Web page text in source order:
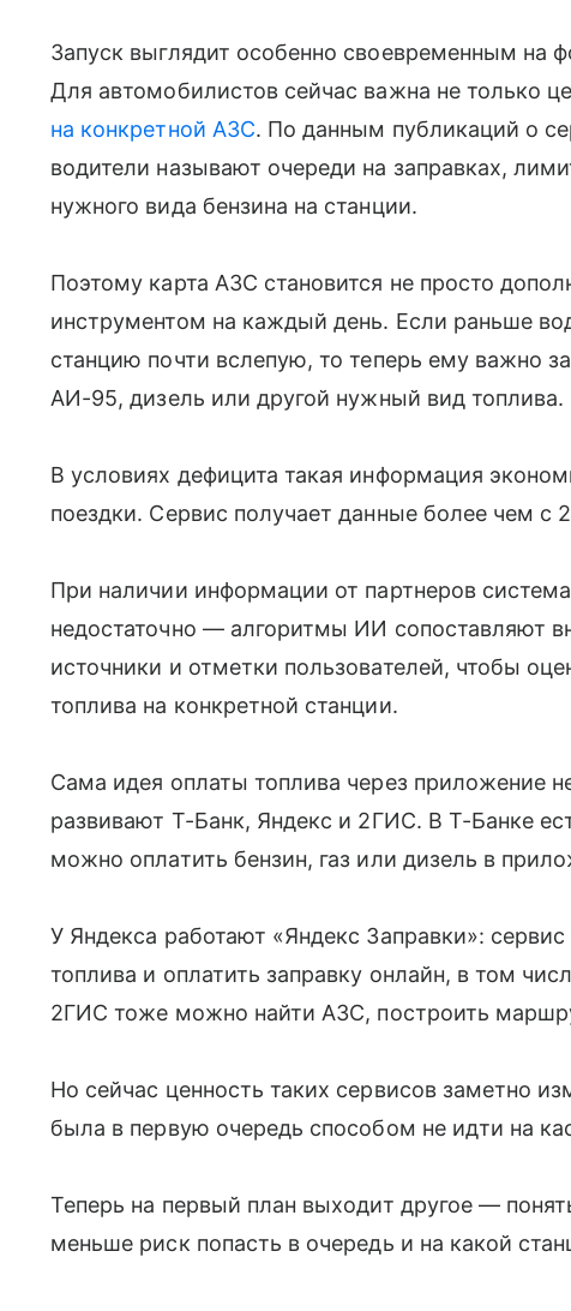
Запуск выглядит особенно своевременным на
Для автомобилистов сейчас важна не только
на конкретной АЗС. По данным публикаций о
водители называют очереди на заправках,
нужного вида бензина на станции.
Поэтому карта АЗС становится не просто
инструментом на каждый день. Если раньше
станцию почти вслепую, то теперь ему важно
АИ-95, дизель или другой нужный вид топлива.
В условиях дефицита такая информация
поездки. Сервис получает данные более чем с
При наличии информации от партнеров
недостаточно — алгоритмы ИИ сопоставляют
источники и отметки пользователей, чтобы
топлива на конкретной станции.
Сама идея оплаты топлива через приложение
развивают Т-Банк, Яндекс и 2ГИС. В Т-Банке
можно оплатить бензин, газ или дизель в
У Яндекса работают «Яндекс Заправки»:
топлива и оплатить заправку онлайн, в том
2ГИС тоже можно найти АЗС, построить
Но сейчас ценность таких сервисов заметно
была в первую очередь способом не идти на
Теперь на первый план выходит другое —
меньше риск попасть в очередь и на какой